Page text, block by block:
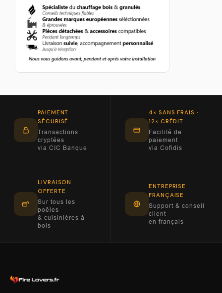
PAIEMENT
SÉCURISÉ
Transactions
cryptées
via CIC Banque
4× SANS FRAIS ·
12× CRÉDIT
Facilité de
paiement
via Cofidis
LIVRAISON
OFFERTE
Sur tous les
poêles
& cuisinières à
bois
ENTREPRISE
FRANÇAISE
Support & conseil
client
en français